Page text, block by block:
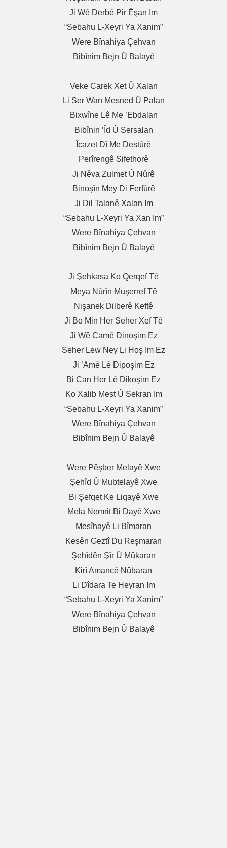
Ji Wê Derbê Pir Êşan Im
“Sebahu L-Xeyri Ya Xanim”
Were Bînahiya Çehvan
Bibînim Bejn Û Balayê
Veke Carek Xet Û Xalan
Li Ser Wan Mesned Û Palan
Bixwîne Lê Me ’ebdalan
Bibînin ’îd Û Sersalan
Îcazet Dî Me Destûrê
Perîrengê Sifethorê
Ji Nêva Zulmet Û Nûrê
Binoşîn Mey Di Ferfûrê
Ji Dil Talanê Xalan Im
“Sebahu L-Xeyri Ya Xan Im”
Were Bînahiya Çehvan
Bibînim Bejn Û Balayê
Ji Şehkasa Ko Qerqef Tê
Meya Nûrîn Muşerref Tê
Nişanek Dilberê Keftê
Ji Bo Min Her Seher Xef Tê
Ji Wê Camê Dinoşim Ez
Seher Lew Ney Li Hoş Im Ez
Ji ’amê Lê Dipoşim Ez
Bi Can Her Lê Dikoşim Ez
Ko Xalib Mest Û Sekran Im
“Sebahu L-Xeyri Ya Xanim”
Were Bînahiya Çehvan
Bibînim Bejn Û Balayê
Were Pêşber Melayê Xwe
Şehîd Û Mubtelayê Xwe
Bi Şefqet Ke Liqayê Xwe
Mela Nemrit Bi Dayê Xwe
Mesîhayê Li Bîmaran
Kesên Geztî Du Reşmaran
Şehîdên Şîr Û Mûkaran
Kirî Amancê Nûbaran
Li Dîdara Te Heyran Im
“Sebahu L-Xeyri Ya Xanim”
Were Bînahiya Çehvan
Bibînim Bejn Û Balayê